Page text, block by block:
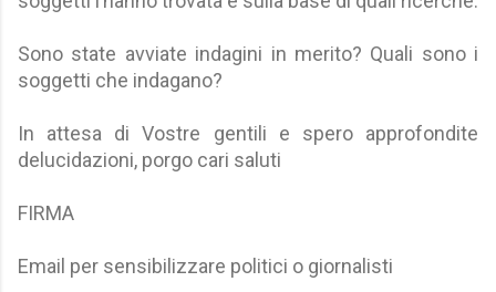
Sono state avviate indagini in merito? Quali sono i
soggetti che indagano?
In attesa di Vostre gentili e spero approfondite
delucidazioni, porgo cari saluti
FIRMA
Email per sensibilizzare politici o giornalisti